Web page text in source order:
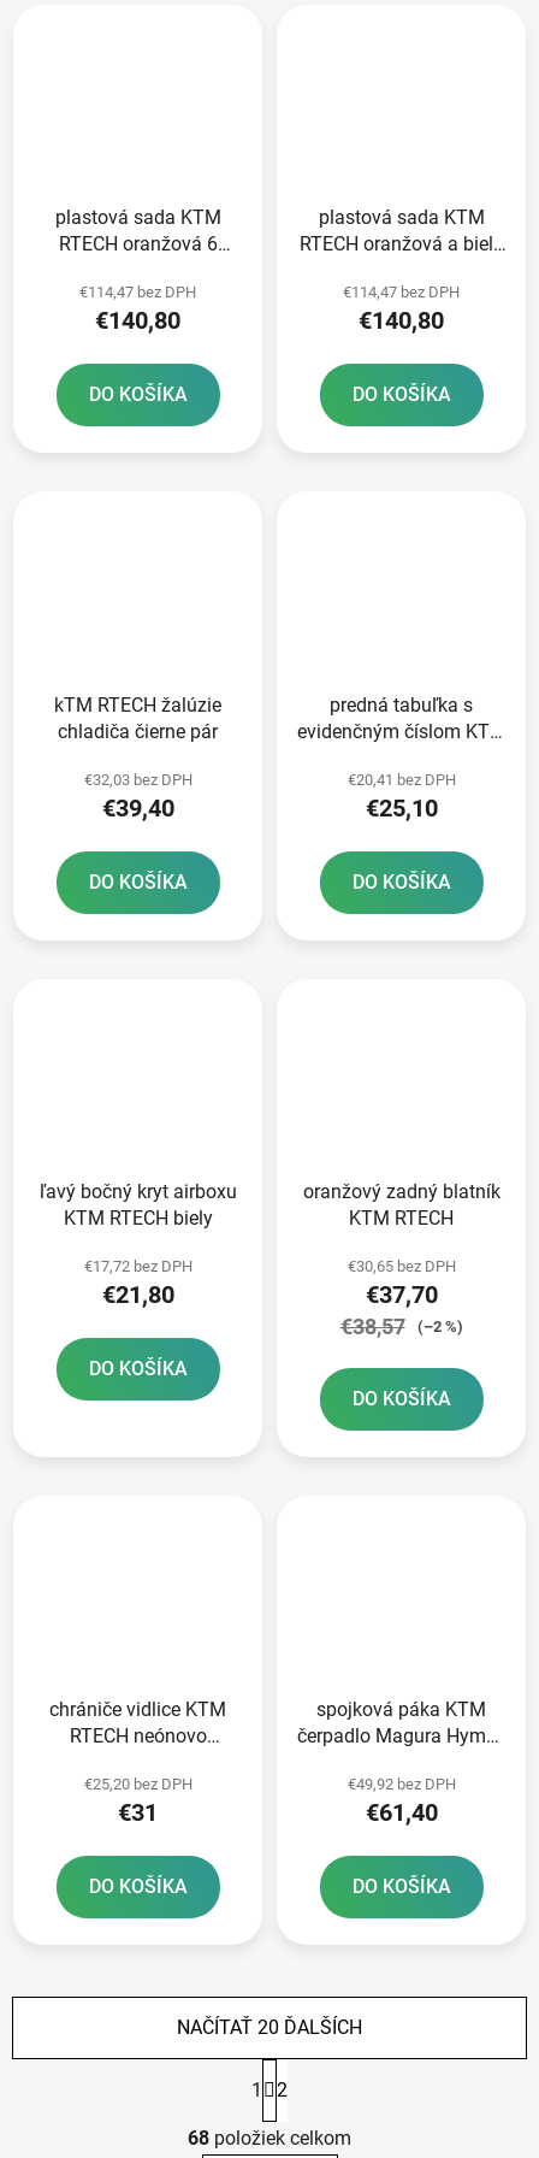
plastová sada KTM
RTECH oranžová 6
vzduchového filtra L
€114,47 bez DPH
€140,80
DO KOŠÍKA
plastová sada KTM
RTECH oranžová a biela
vzduchového filtra
€114,47 bez DPH
€140,80
DO KOŠÍKA
kTM RTECH žalúzie
chladiča čierne pár
€32,03 bez DPH
€39,40
DO KOŠÍKA
predná tabuľka s
evidenčným číslom KTM
€20,41 bez DPH
€25,10
DO KOŠÍKA
ľavý bočný kryt airboxu
KTM RTECH biely
€17,72 bez DPH
€21,80
DO KOŠÍKA
oranžový zadný blatník
KTM RTECH
€30,65 bez DPH
€37,70
€38,57 (–2 %)
DO KOŠÍKA
chrániče vidlice KTM
RTECH neónovo
€25,20 bez DPH
€31
DO KOŠÍKA
spojková páka KTM
čerpadlo Magura Hymec
oranžová
€49,92 bez DPH
€61,40
DO KOŠÍKA
O
v
NAČÍTAŤ 20 ĎALŠÍCH
t
r
á
1 2
68 položiek celkom